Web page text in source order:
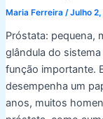
Maria Ferreira /Julho
Próstata: pequena,
glândula do
função importante.
desempenha um
anos, muitos